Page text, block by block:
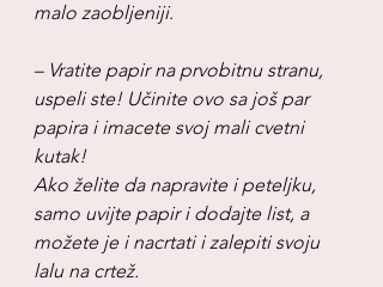
malo zaobljeniji.
– Vratite papir na prvobitnu stranu,
uspeli ste! Učinite ovo sa još par
papira i imacete svoj mali cvetni
kutak!
Ako želite da napravite i peteljku,
samo uvijte papir i dodajte list, a
možete je i nacrtati i zalepiti svoju
lalu na crtež.